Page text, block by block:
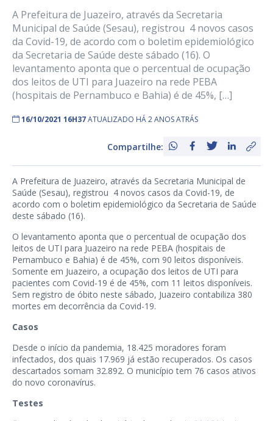
A Prefeitura de Juazeiro, através da Secretaria
Municipal de Saúde (Sesau), registrou 4 novos casos
da Covid-19, de acordo com o boletim epidemiológico
da Secretaria de Saúde deste sábado (16). O
levantamento aponta que o percentual de ocupação
dos leitos de UTI para Juazeiro na rede PEBA
(hospitais de Pernambuco e Bahia) é de 45%, […]
16/10/2021 16H37ATUALIZADO HÁ 2 ANOS ATRÁS
Compartilhe:
A Prefeitura de Juazeiro, através da Secretaria Municipal de
Saúde (Sesau), registrou 4 novos casos da Covid-19, de
acordo com o boletim epidemiológico da Secretaria de Saúde
deste sábado (16).
O levantamento aponta que o percentual de ocupação dos
leitos de UTI para Juazeiro na rede PEBA (hospitais de
Pernambuco e Bahia) é de 45%, com 90 leitos disponíveis.
Somente em Juazeiro, a ocupação dos leitos de UTI para
pacientes com Covid-19 é de 45%, com 11 leitos disponíveis.
Sem registro de óbito neste sábado, Juazeiro contabiliza 380
mortes em decorrência da Covid-19.
Casos
Desde o início da pandemia, 18.425 moradores foram
infectados, dos quais 17.969 já estão recuperados. Os casos
descartados somam 32.892. O município tem 76 casos ativos
do novo coronavírus.
Testes